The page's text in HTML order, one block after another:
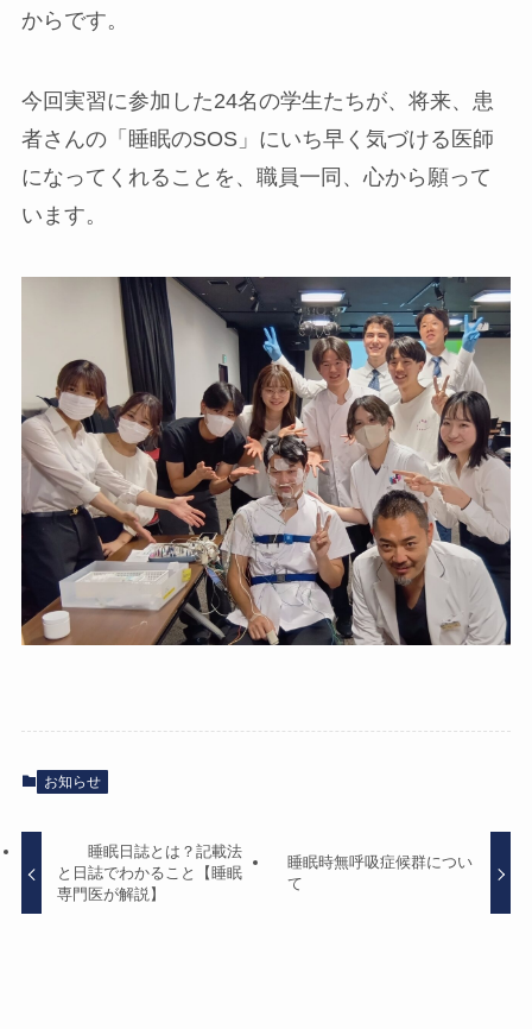
からです。
今回実習に参加した24名の学生たちが、将来、患
者さんの「睡眠のSOS」にいち早く気づける医師
になってくれることを、職員一同、心から願って
います。
お知らせ
睡眠日誌とは？記載法
と日誌でわかること【睡眠
専門医が解説】
睡眠時無呼吸症候群につい
て